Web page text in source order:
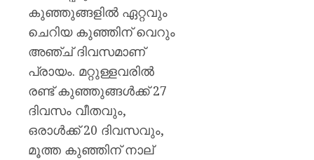
കുഞ്ഞുങ്ങളിൽ ഏറ്റവും
ചെറിയ കുഞ്ഞിന് വെറും
അഞ്ച് ദിവസമാണ്
പ്രായം. മറ്റുള്ളവരിൽ
രണ്ട് കുഞ്ഞുങ്ങൾക്ക് 27
ദിവസം വീതവും,
ഒരാൾക്ക് 20 ദിവസവും,
മൂത്ത കുഞ്ഞിന് നാല്